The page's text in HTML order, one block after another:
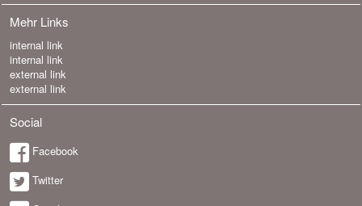
Mehr Links
internal link
internal link
external link
external link
Social
Facebook
Twitter